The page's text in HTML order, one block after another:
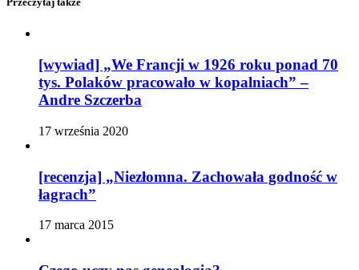
[wywiad] „We Francji w 1926 roku ponad 70
tys. Polaków pracowało w kopalniach” –
Andre Szczerba
17 września 2020
[recenzja] „Niezłomna. Zachowała godność w
łagrach”
17 marca 2015